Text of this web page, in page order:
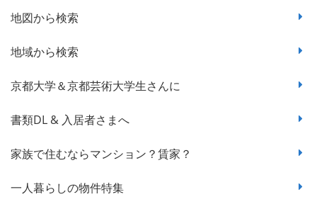
地図から検索
地域から検索
京都大学＆京都芸術大学生さんに
書類DL & 入居者さまへ
家族で住むならマンション？賃家？
一人暮らしの物件特集